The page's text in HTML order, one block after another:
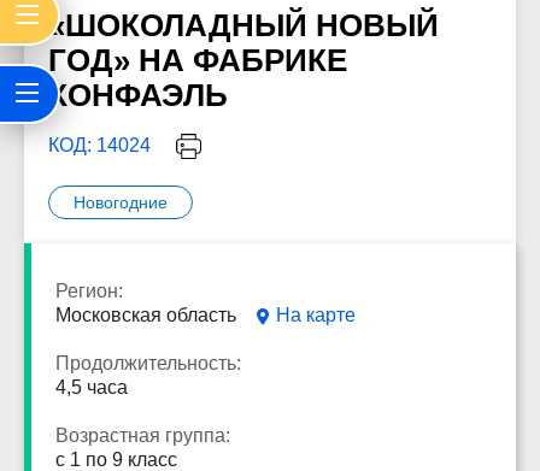
«ШОКОЛАДНЫЙ НОВЫЙ
ГОД» НА ФАБРИКЕ
КОНФАЭЛЬ
КОД: 14024
Новогодние
Регион:
Московская область
На карте
Продолжительность:
4,5 часа
Возрастная группа:
с 1 по 9 класс